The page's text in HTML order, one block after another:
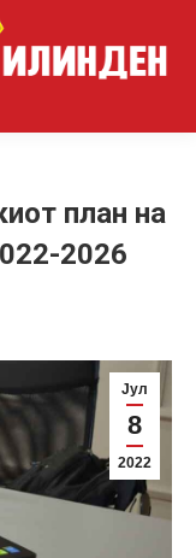
план на
2026
Јул
8
2022